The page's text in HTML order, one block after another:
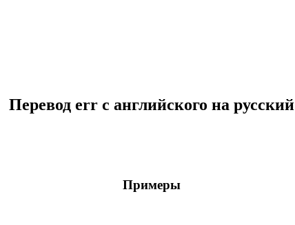
Перевод err с английского на русский
Примеры